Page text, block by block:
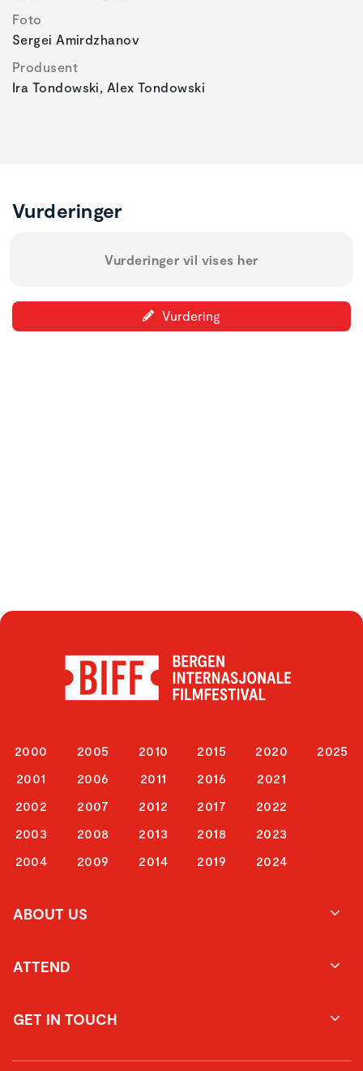
Foto
Sergei Amirdzhanov
Produsent
Ira Tondowski, Alex Tondowski
Vurderinger
Vurderinger vil vises her
Vurdering
2000
2001
2002
2003
2004
2005
2006
2007
2008
2009
2010
2011
2012
2013
2014
2015
2016
2017
2018
2019
2020
2021
2022
2023
2024
2025
ABOUT US
ATTEND
GET IN TOUCH